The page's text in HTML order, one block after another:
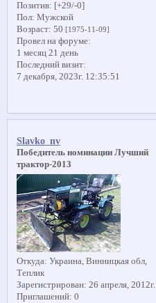
Позитив: [+29/-0]
Пол: Мужской
Возраст: 50 [1975-11-09]
Провел на форуме:
1 месяц 21 день
Последний визит:
7 декабря, 2023г. 12:35:51
Slavko_nv
Победитель номинации Лучший
трактор-2013
Откуда: Украина, Винницкая обл,
Теплик
Зарегистрирован: 26 апреля, 2012г.
Приглашений: 0